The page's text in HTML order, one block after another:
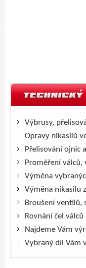
Výbrusy,
Opravy nikasilů
Přelisování ojnic
Proměření
Výměna
Výměna nikasilu
Broušení ventilů,
Rovnání čel válců
Najdeme Vám
Vybraný díl Vám